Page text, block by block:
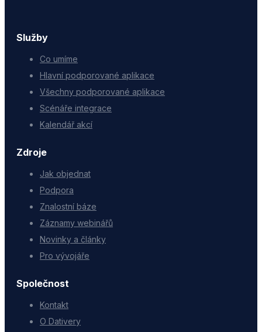
Služby
Co umíme
Hlavní podporované aplikace
Všechny podporované aplikace
Scénáře integrace
Kalendář akcí
Zdroje
Jak objednat
Podpora
Znalostní báze
Záznamy webinářů
Novinky a články
Pro vývojáře
Společnost
Kontakt
O Dativery